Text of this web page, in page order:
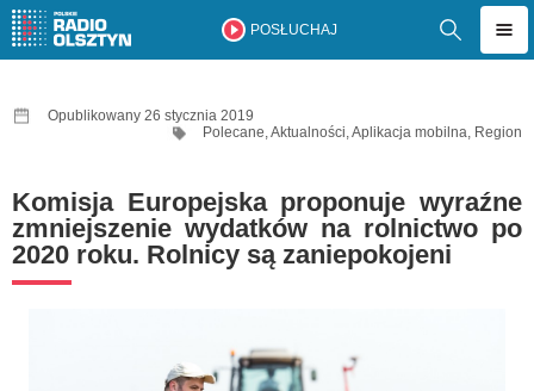
POSŁUCHAJ
Opublikowany 26 stycznia 2019
Polecane,Aktualności,Aplikacja mobilna, Region
Komisja Europejska proponuje wyraźne
zmniejszenie wydatków na rolnictwo po
2020 roku. Rolnicy są zaniepokojeni